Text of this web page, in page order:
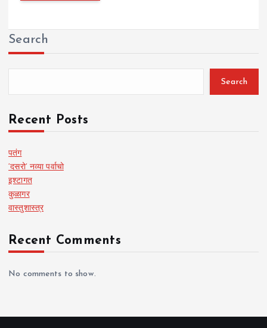
Search
Search
Recent Posts
पतंग
‘दसरो’ नव्या पर्वाचो
इश्टागत
कुळागर
वास्तुशास्त्र
Recent Comments
No comments to show.